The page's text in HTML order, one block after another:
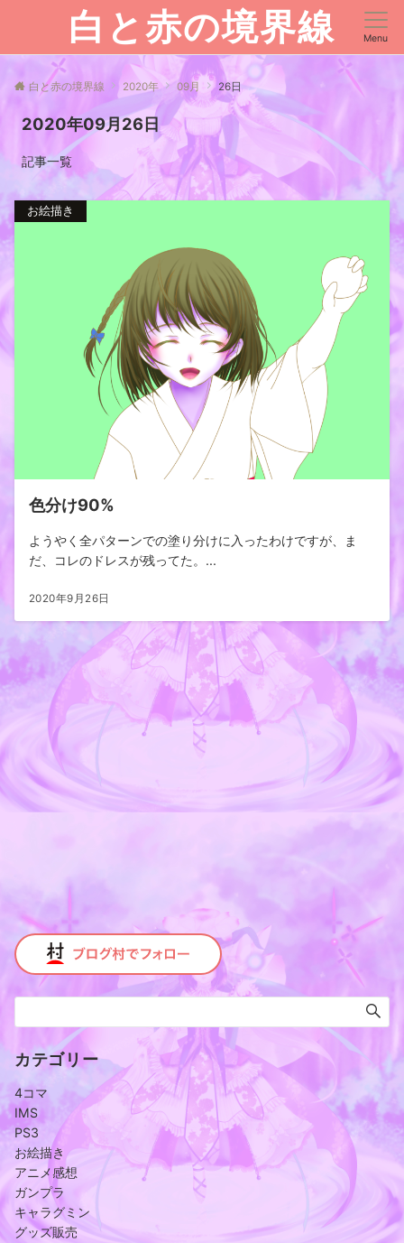
白と赤の境界線 Menu
白と赤の境界線 2020年 09月 26日
2020年09月26日
記事一覧
お絵描き
色分け90%
ようやく全パターンでの塗り分けに入ったわけですが、ま
だ、コレのドレスが残ってた。...
2020年9月26日
カテゴリー
4コマ
IMS
PS3
お絵描き
アニメ感想
ガンプラ
キャラグミン
グッズ販売